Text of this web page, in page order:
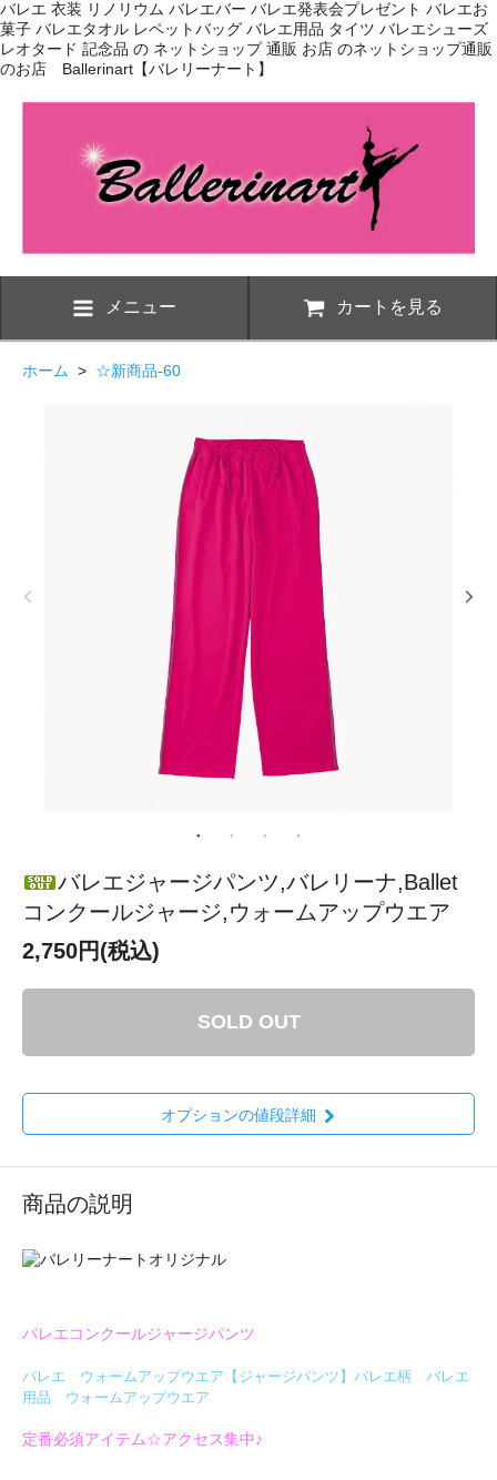
バレエ 衣装 リノリウム バレエバー バレエ発表会プレゼント バレエお
菓子 バレエタオル レペットバッグ バレエ用品 タイツ バレエシューズ
レオタード 記念品 の ネットショップ 通販 お店 のネットショップ通販
のお店 Ballerinart【バレリーナート】
メニュー カートを見る
ホーム > ☆新商品-60
バレエジャージパンツ,バレリーナ,Ballet
コンクールジャージ,ウォームアップウエア
2,750円(税込)
SOLD OUT
オプションの値段詳細
商品の説明
バレエコンクールジャージパンツ
バレエ ウォームアップウエア【ジャージパンツ】バレエ柄 バレエ
用品 ウォームアップウエア
定番必須アイテム☆アクセス集中♪